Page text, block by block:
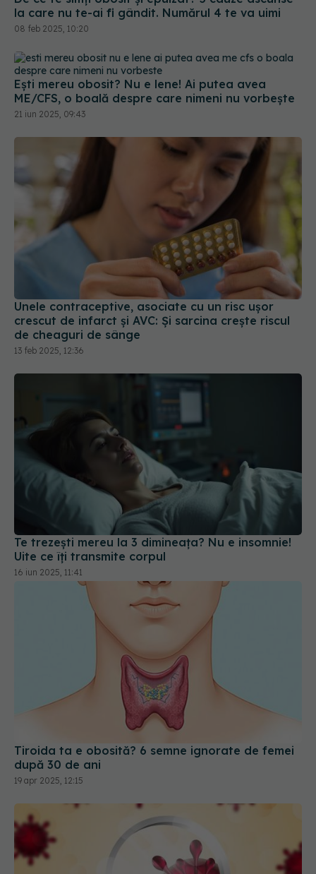
la care nu te-ai fi gândit. Numărul 4 te va uimi
08 feb 2025, 10:20
Ești mereu obosit? Nu e lene! Ai putea avea
ME/CFS, o boală despre care nimeni nu vorbește
21 iun 2025, 09:43
Unele contraceptive, asociate cu un risc uşor
crescut de infarct și AVC: Și sarcina creşte riscul
de cheaguri de sânge
13 feb 2025, 12:36
Te trezești mereu la 3 dimineața? Nu e insomnie!
Uite ce îți transmite corpul
16 iun 2025, 11:41
Tiroida ta e obosită? 6 semne ignorate de femei
după 30 de ani
19 apr 2025, 12:15